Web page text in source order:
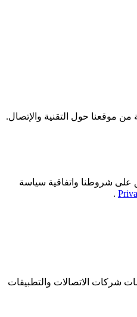
من موقعنا حول التقنية والإتصال.
على شروطنا واتفاقية سياسة
.
شركات الاتصالات والتطبيقات